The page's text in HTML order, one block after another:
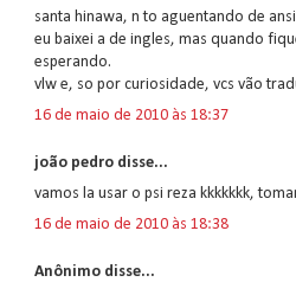
santa hinawa, n to aguentando de
eu baixei a de ingles, mas quando
esperando.
vlw e, so por curiosidade, vcs vão
16 de maio de 2010 às 18:37
joão pedro disse...
vamos la usar o psi reza kkkkkkk,
16 de maio de 2010 às 18:38
Anônimo disse...